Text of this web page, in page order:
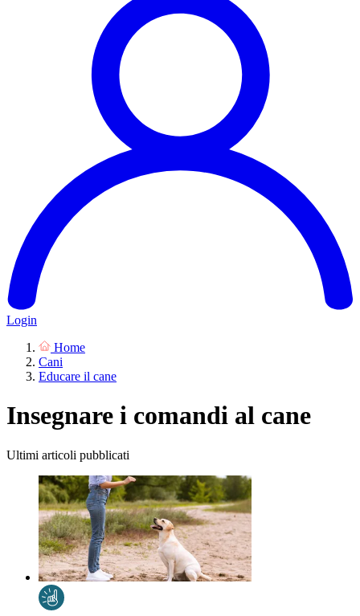
Login
Home
Cani
Educare il cane
Insegnare i comandi al cane
Ultimi articoli pubblicati